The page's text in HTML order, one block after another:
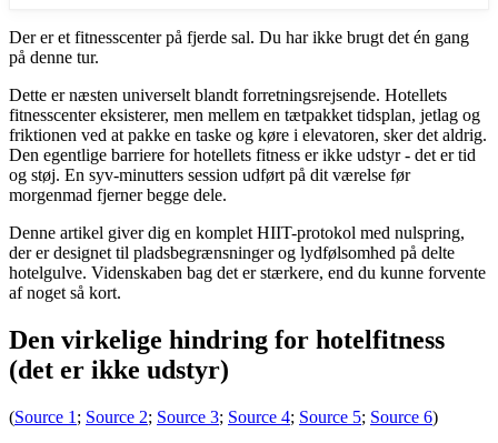
Der er et fitnesscenter på fjerde sal. Du har ikke brugt det én gang
på denne tur.
Dette er næsten universelt blandt forretningsrejsende. Hotellets
fitnesscenter eksisterer, men mellem en tætpakket tidsplan, jetlag og
friktionen ved at pakke en taske og køre i elevatoren, sker det aldrig.
Den egentlige barriere for hotellets fitness er ikke udstyr - det er tid
og støj. En syv-minutters session udført på dit værelse før
morgenmad fjerner begge dele.
Denne artikel giver dig en komplet HIIT-protokol med nulspring,
der er designet til pladsbegrænsninger og lydfølsomhed på delte
hotelgulve. Videnskaben bag det er stærkere, end du kunne forvente
af noget så kort.
Den virkelige hindring for hotelfitness
(det er ikke udstyr)
(Source 1 ; Source 2; Source 3; Source 4; Source 5; Source 6)